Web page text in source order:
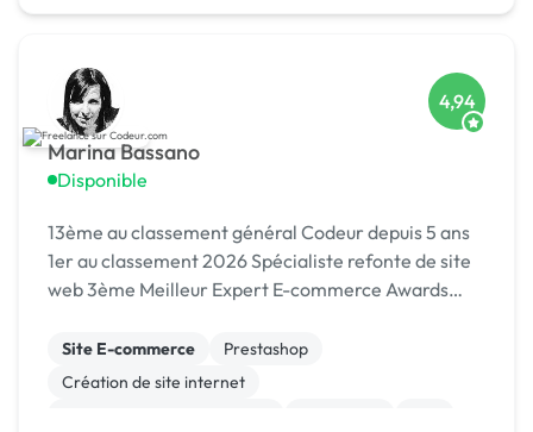
Marina Bassano
Disponible
4,94
13ème au classement général Codeur depuis 5 ans
1er au classement 2026 Spécialiste refonte de site
web 3ème Meilleur Expert E-commerce Awards
2024
Site E-commerce
Prestashop
Création de site internet